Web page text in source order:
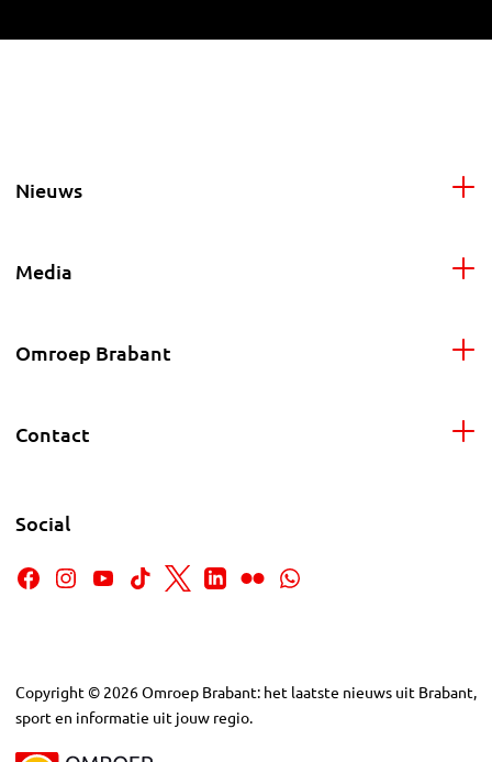
Nieuws
Media
Omroep Brabant
Contact
Social
Copyright © 2026Omroep Brabant: het laatste nieuws uit Brabant,
sport en informatie uit jouw regio.